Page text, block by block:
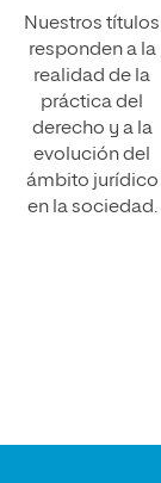
Nuestros títulos
responden a la
realidad de la
práctica del
derecho y a la
evolución del
ámbito jurídico
en la sociedad.